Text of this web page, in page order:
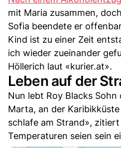
mit Maria zusammen,
Sofia beendete er
Kind ist zu einer Zeit
ich wieder zueinander
Höllerich laut «kurier.at».
Leben auf der
Nun lebt Roy Blacks Sohn
Marta, an der
schlafe am Strand»,
Temperaturen seien sein